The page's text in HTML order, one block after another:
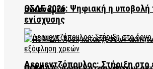
οικονομία
Δερμεντζόπουλος: Στήριξη στο
ΟΣΔΕ 2026: Ψηφιακή η
ενίσχυσης